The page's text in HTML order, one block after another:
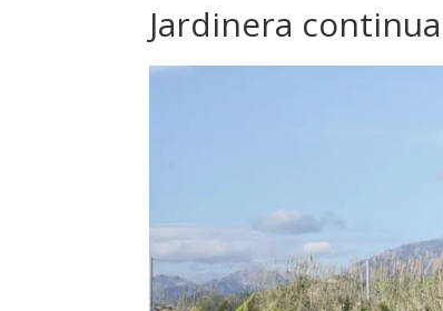
Jardinera continua